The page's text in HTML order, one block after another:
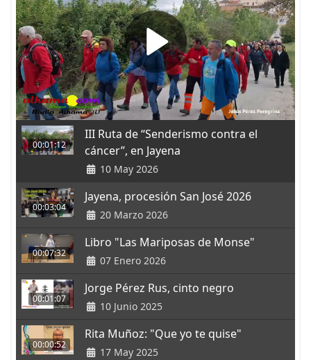
00:01:12
III Ruta de “Senderismo contra el
cáncer”, en Jayena
10 May 2026
00:03:04
Jayena, procesión San José 2026
20 Marzo 2026
00:07:32
Libro "Las Mariposas de Monse"
07 Enero 2026
00:01:07
Jorge Pérez Rus, cinto negro
10 Junio 2025
00:00:52
Rita Muñoz: "Que yo te quise"
17 May 2025